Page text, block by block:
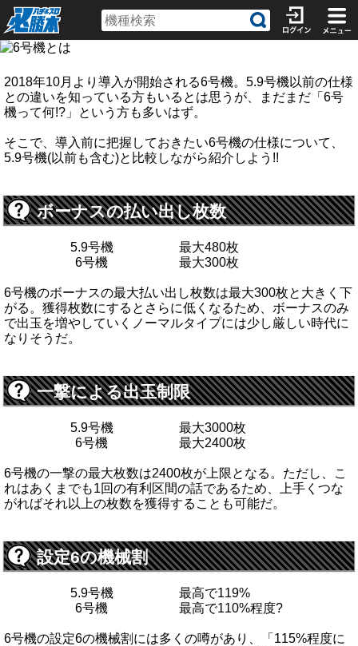
2018年10月より導入が開始される6号機。5.9号機以前の仕様
との違いを知っている方もいるとは思うが、まだまだ「6号
機って何!?」という方も多いはず。
そこで、導入前に把握しておきたい6号機の仕様について、
5.9号機(以前も含む)と比較しながら紹介しよう!!
ボーナスの払い出し枚数
5.9号機
最大480枚
6号機
最大300枚
6号機のボーナスの最大払い出し枚数は最大300枚と大きく下
がる。獲得枚数にするとさらに低くなるため、ボーナスのみ
で出玉を増やしていくノーマルタイプには少し厳しい時代に
なりそうだ。
一撃による出玉制限
5.9号機
最大3000枚
6号機
最大2400枚
6号機の一撃の最大枚数は2400枚が上限となる。ただし、こ
れはあくまでも1回の有利区間の話であるため、上手くつな
がればそれ以上の枚数を獲得することも可能だ。
設定6の機械割
5.9号機
最高で119%
6号機
最高で110%程度?
6号機の設定6の機械割には多くの噂があり、「115%程度に